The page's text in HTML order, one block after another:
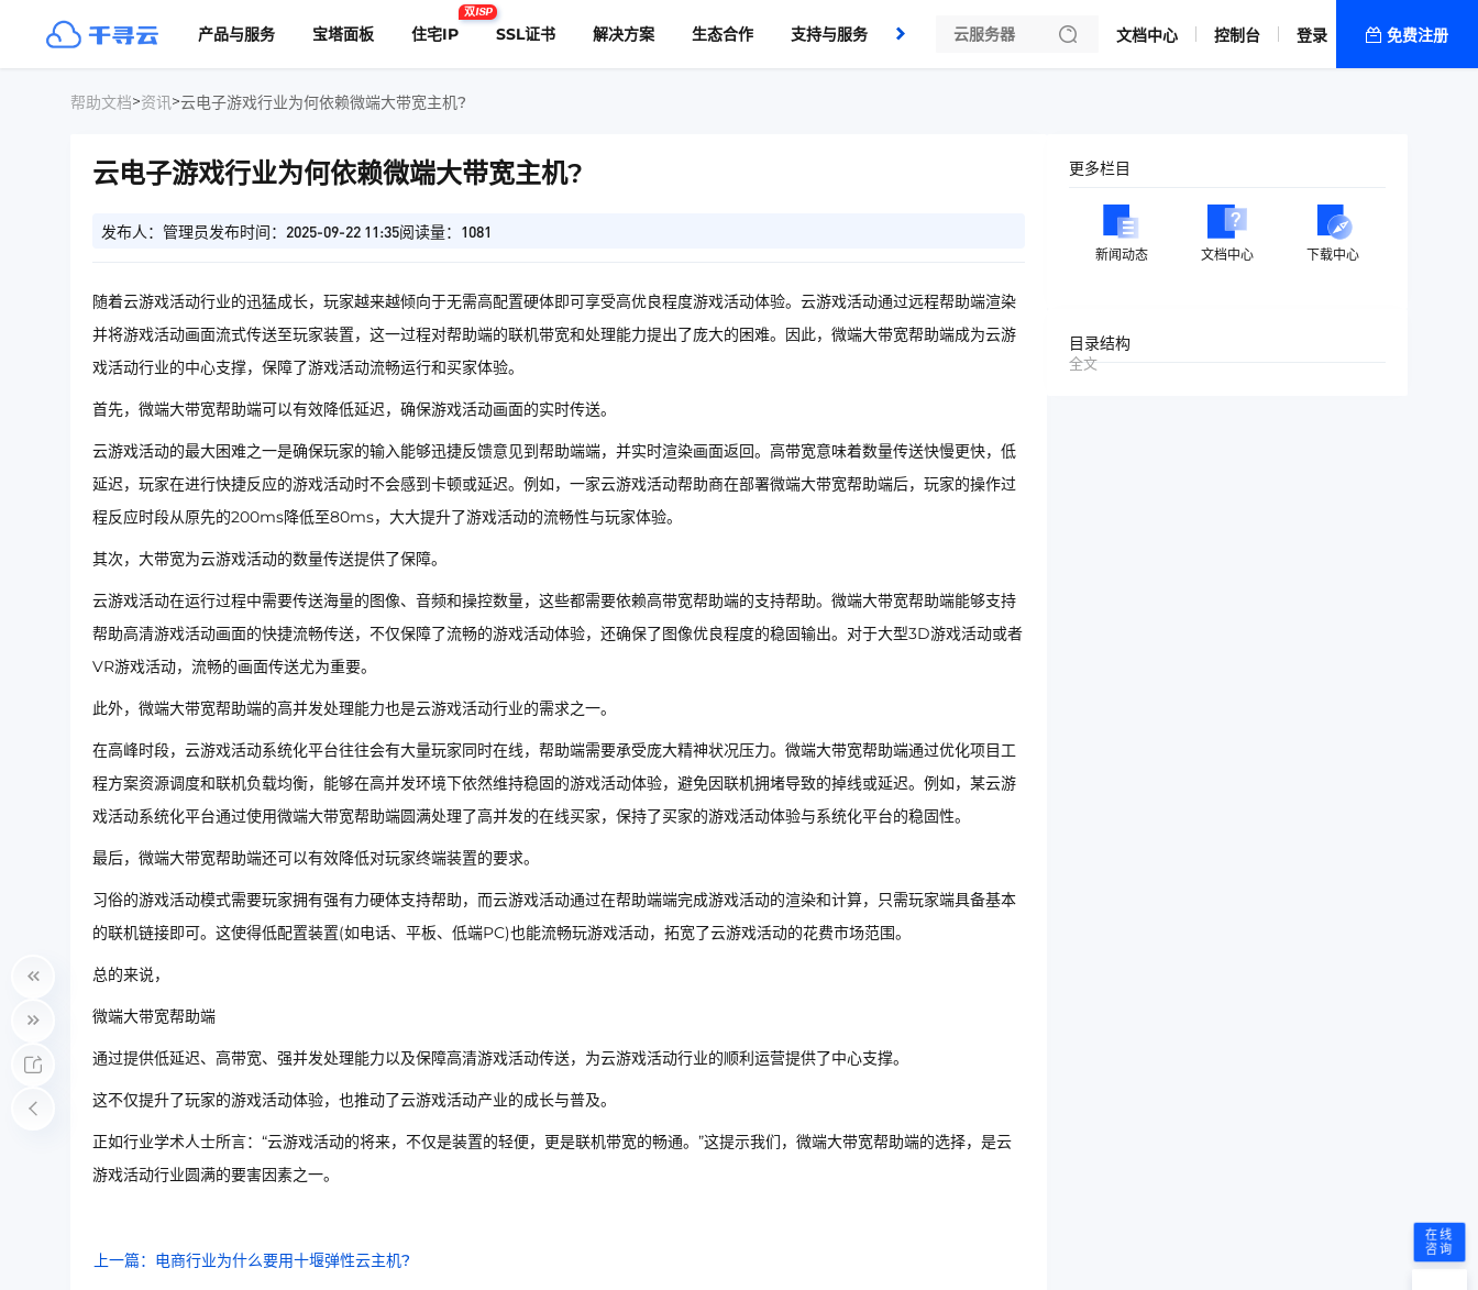
产品与服务 宝塔面板 住宅IP
双ISP
SSL证书 解决方案 生态合作 支持与服务
了解我们
文档中心 控制台 登录 免费注册
帮助文档>资讯>云电子游戏行业为何依赖微端大带宽主机?
云电子游戏行业为何依赖微端大带宽主机?
发布人：管理员发布时间：2025-09-22 11:35阅读量：1081
随着云游戏活动行业的迅猛成长，玩家越来越倾向于无需高配置硬体即可享受高优良程度游戏活动体验。云游戏活动通过远程帮助端渲染
并将游戏活动画面流式传送至玩家装置，这一过程对帮助端的联机带宽和处理能力提出了庞大的困难。因此，微端大带宽帮助端成为云游
戏活动行业的中心支撑，保障了游戏活动流畅运行和买家体验。
首先，微端大带宽帮助端可以有效降低延迟，确保游戏活动画面的实时传送。
云游戏活动的最大困难之一是确保玩家的输入能够迅捷反馈意见到帮助端端，并实时渲染画面返回。高带宽意味着数量传送快慢更快，低
延迟，玩家在进行快捷反应的游戏活动时不会感到卡顿或延迟。例如，一家云游戏活动帮助商在部署微端大带宽帮助端后，玩家的操作过
程反应时段从原先的200ms降低至80ms，大大提升了游戏活动的流畅性与玩家体验。
其次，大带宽为云游戏活动的数量传送提供了保障。
云游戏活动在运行过程中需要传送海量的图像、音频和操控数量，这些都需要依赖高带宽帮助端的支持帮助。微端大带宽帮助端能够支持
帮助高清游戏活动画面的快捷流畅传送，不仅保障了流畅的游戏活动体验，还确保了图像优良程度的稳固输出。对于大型3D游戏活动或者
VR游戏活动，流畅的画面传送尤为重要。
此外，微端大带宽帮助端的高并发处理能力也是云游戏活动行业的需求之一。
在高峰时段，云游戏活动系统化平台往往会有大量玩家同时在线，帮助端需要承受庞大精神状况压力。微端大带宽帮助端通过优化项目工
程方案资源调度和联机负载均衡，能够在高并发环境下依然维持稳固的游戏活动体验，避免因联机拥堵导致的掉线或延迟。例如，某云游
戏活动系统化平台通过使用微端大带宽帮助端圆满处理了高并发的在线买家，保持了买家的游戏活动体验与系统化平台的稳固性。
最后，微端大带宽帮助端还可以有效降低对玩家终端装置的要求。
习俗的游戏活动模式需要玩家拥有强有力硬体支持帮助，而云游戏活动通过在帮助端端完成游戏活动的渲染和计算，只需玩家端具备基本
的联机链接即可。这使得低配置装置(如电话、平板、低端PC)也能流畅玩游戏活动，拓宽了云游戏活动的花费市场范围。
总的来说，
微端大带宽帮助端
通过提供低延迟、高带宽、强并发处理能力以及保障高清游戏活动传送，为云游戏活动行业的顺利运营提供了中心支撑。
这不仅提升了玩家的游戏活动体验，也推动了云游戏活动产业的成长与普及。
正如行业学术人士所言：“云游戏活动的将来，不仅是装置的轻便，更是联机带宽的畅通。”这提示我们，微端大带宽帮助端的选择，是云
游戏活动行业圆满的要害因素之一。
上一篇：电商行业为什么要用十堰弹性云主机?
更多栏目
新闻动态 文档中心 下载中心
目录结构
全文
在线
咨询